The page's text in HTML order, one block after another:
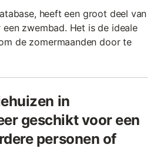
heeft een groot deel van
zwembad. Het is de ideale
de zomermaanden door te
in
geschikt voor een
personen of